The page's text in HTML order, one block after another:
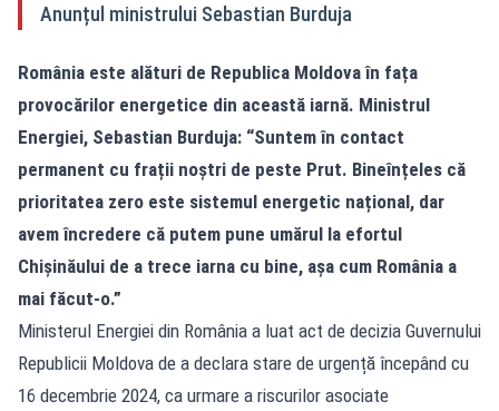
Anunțul ministrului Sebastian Burduja
România este alături de Republica Moldova în fața
provocărilor energetice din această iarnă. Ministrul
Energiei, Sebastian Burduja: “Suntem în contact
permanent cu frații noștri de peste Prut. Bineînțeles că
prioritatea zero este sistemul energetic național, dar
avem încredere că putem pune umărul la efortul
Chișinăului de a trece iarna cu bine, așa cum România a
mai făcut-o.”
Ministerul Energiei din România a luat act de decizia Guvernului
Republicii Moldova de a declara stare de urgență începând cu
16 decembrie 2024, ca urmare a riscurilor asociate